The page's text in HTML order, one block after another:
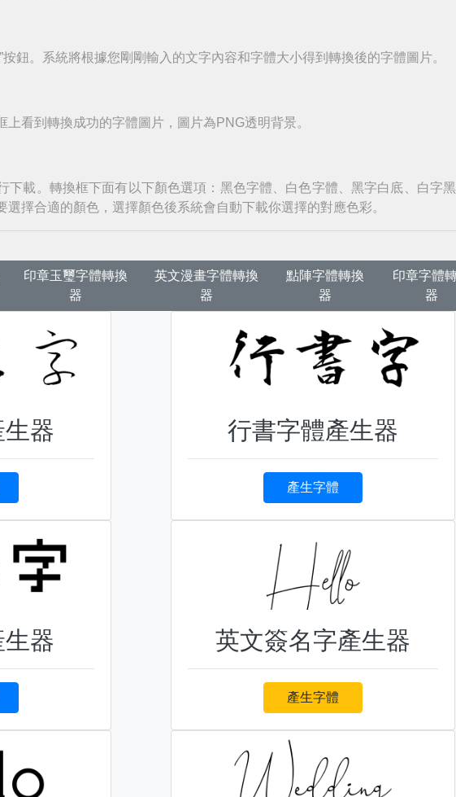
鈕。系統將根據您剛剛輸入的文字內容和字體大小得到轉換後的字體圖片。
看到轉換成功的字體圖片，圖片為PNG透明背景。
下載。轉換框下面有以下顏色選項：黑色字體、白色字體、黑字白底、白字
選擇合適的顏色，選擇顏色後系統會自動下載你選擇的對應色彩。
印章玉璽字體轉換
器
英文漫畫字體轉換
器
點陣字體轉換
器
印章字體
器
器 行書字體產生器
產生字體
器 英文簽名字產生器
產生字體